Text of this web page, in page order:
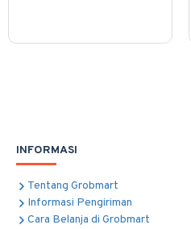
INFORMASI
Tentang Grobmart
Informasi Pengiriman
Cara Belanja di Grobmart